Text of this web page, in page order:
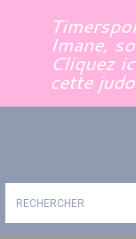
Imane,
Cliquez
cette